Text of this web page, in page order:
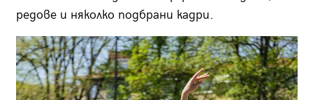
редове и няколко подбрани кадри.